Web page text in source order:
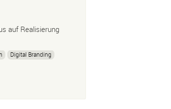
auf Realisierung
Digital Branding